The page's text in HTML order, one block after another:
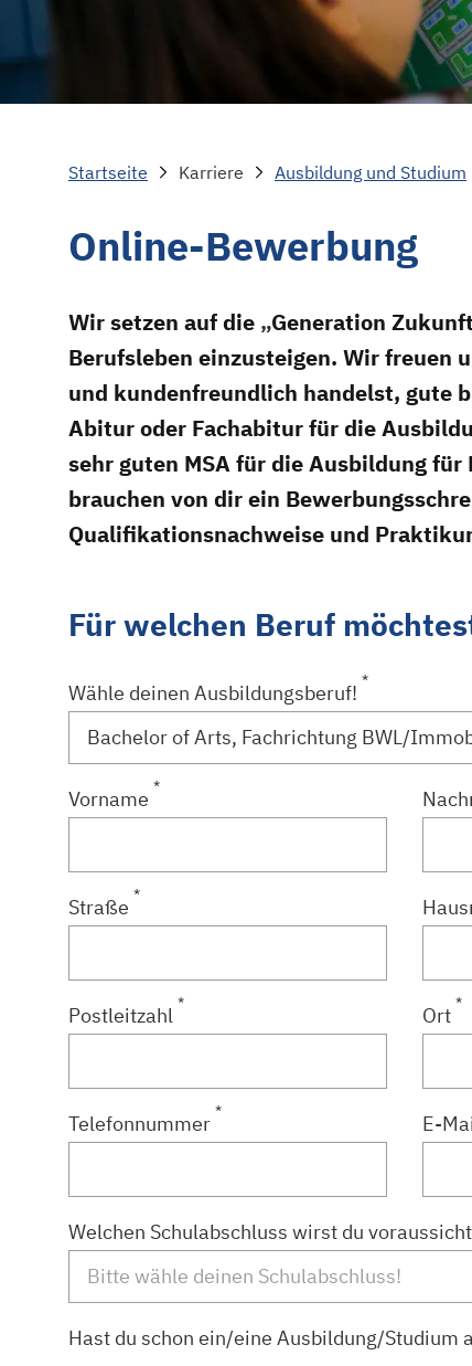
Startseite Karriere Ausbildung und Studium
Online-Bewerbung
Wir setzen auf die „Generation
Berufsleben einzusteigen. Wir freuen
und kundenfreundlich handelst, gute
Abitur oder Fachabitur für die
sehr guten MSA für die Ausbildung
brauchen von dir ein
Qualifikationsnachweise und
Für welchen Beruf
Wähle deinen Ausbildungsberuf! *
Vorname *
Straße *
Postleitzahl * Ort *
Telefonnummer * E-
Welchen Schulabschluss wirst du
Hast du schon ein/eine Ausbildung/Studium